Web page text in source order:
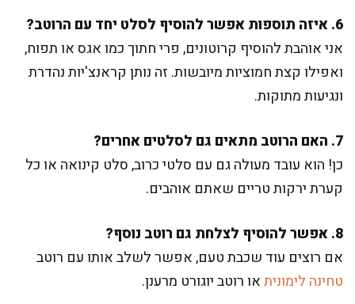
6. איזה תוספות אפשר להוסיף לסלט יחד עם הרוטב?
אני אוהבת להוסיף קרוטונים, פרי חתוך כמו אגס או תפוח,
ואפילו קצת חמוציות מיובשות. זה נותן קראנצ'יות נהדרת
ונגיעות מתוקות.
7. האם הרוטב מתאים גם לסלטים אחרים?
כן! הוא עובד מעולה גם עם סלטי כרוב, סלט קינואה או כל
קערת ירקות טריים שאתם אוהבים.
8. אפשר להוסיף לצלחת גם רוטב נוסף?
אם רוצים עוד שכבת טעם, אפשר לשלב אותו עם רוטב
טחינה לימוניתאו רוטב יוגורט מרענן.